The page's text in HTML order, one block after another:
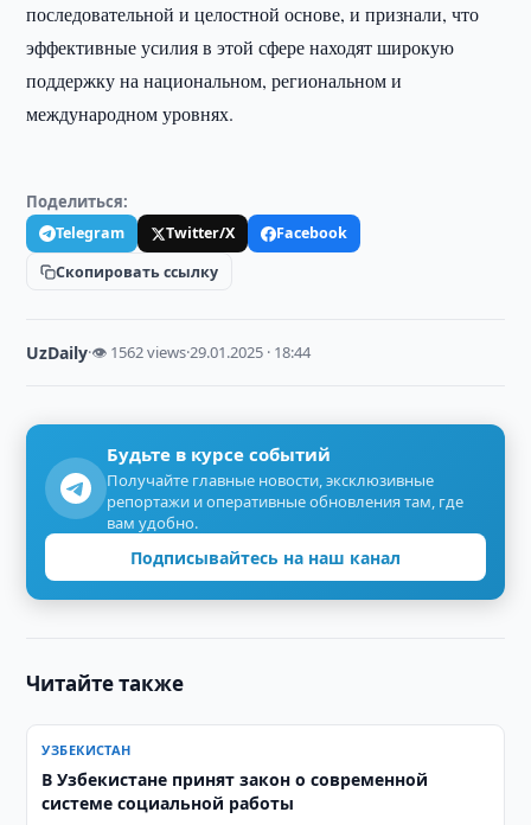
последовательной и целостной основе, и признали, что
эффективные усилия в этой сфере находят широкую
поддержку на национальном, региональном и
международном уровнях.
Поделиться:
Telegram Twitter/X
Facebook
Скопировать ссылку
UzDaily·👁 1562 views·29.01.2025 · 18:44
Будьте в курсе событий
Получайте главные новости, эксклюзивные
репортажи и оперативные обновления там, где
вам удобно.
Подписывайтесь на наш канал
Читайте также
УЗБЕКИСТАН
В Узбекистане принят закон о современной
системе социальной работы